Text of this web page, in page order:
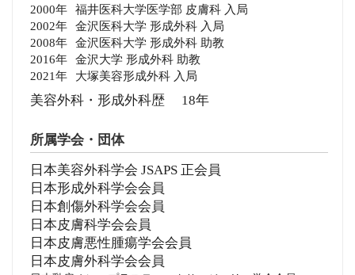
2000年
福井医科大学医学部 皮膚科 入局
2002年
金沢医科大学 形成外科 入局
2008年
金沢医科大学 形成外科 助教
2016年
金沢大学 形成外科 助教
2021年
大塚美容形成外科 入局
美容外科・形成外科歴 18年
所属学会・団体
日本美容外科学会 JSAPS 正会員
日本形成外科学会会員
日本創傷外科学会会員
日本皮膚科学会会員
日本皮膚悪性腫瘍学会会員
日本皮膚外科学会会員